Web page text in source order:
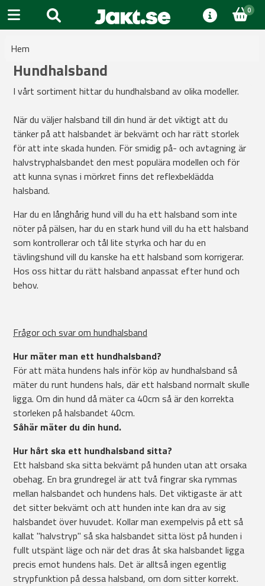
0
Hem
Hundhalsband
I vårt sortiment hittar du hundhalsband av olika modeller.
När du väljer halsband till din hund är det viktigt att du
tänker på att halsbandet är bekvämt och har rätt storlek
för att inte skada hunden. För smidig på- och avtagning är
halvstryphalsbandet den mest populära modellen och för
att kunna synas i mörkret finns det reflexbeklädda
halsband.
Har du en långhårig hund vill du ha ett halsband som inte
nöter på pälsen, har du en stark hund vill du ha ett halsband
som kontrollerar och tål lite styrka och har du en
tävlingshund vill du kanske ha ett halsband som korrigerar.
Hos oss hittar du rätt halsband anpassat efter hund och
behov.
Frågor och svar om hundhalsband
Hur mäter man ett hundhalsband?
För att mäta hundens hals inför köp av hundhalsband så
mäter du runt hundens hals, där ett halsband normalt skulle
ligga. Om din hund då mäter ca 40cm så är den korrekta
storleken på halsbandet 40cm.
Såhär mäter du din hund.
Hur hårt ska ett hundhalsband sitta?
Ett halsband ska sitta bekvämt på hunden utan att orsaka
obehag. En bra grundregel är att två fingrar ska rymmas
mellan halsbandet och hundens hals. Det viktigaste är att
det sitter bekvämt och att hunden inte kan dra av sig
halsbandet över huvudet. Kollar man exempelvis på ett så
kallat "halvstryp" så ska halsbandet sitta löst på hunden i
fullt utspänt läge och när det dras åt ska halsbandet ligga
precis emot hundens hals. Det är alltså ingen egentlig
strypfunktion på dessa halsband, om dom sitter korrekt.